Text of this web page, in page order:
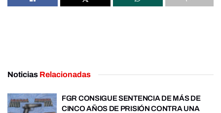
Noticias Relacionadas
FGR CONSIGUE SENTENCIA DE MÁS DE
CINCO AÑOS DE PRISIÓN CONTRA UNA